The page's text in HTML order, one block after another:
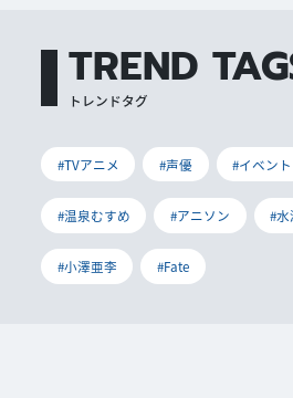
TREND
トレンドタグ
#TVアニメ #声優 #イベント
#温泉むすめ #アニソン #
#小澤亜李 #Fate